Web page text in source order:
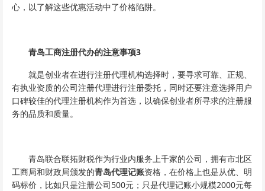
心，以了解这些优惠活动中了价格陷阱。
青岛工商注册代办的注意事项3
就是创业者在进行注册代理机构选择时，要寻求可靠、正规、
有执业资质的公司注册代理进行注册委托，同时还要注意选择用户
口碑较佳的代理注册机构作为首选，以确保创业者所寻求的注册服
务的品质和质量。
青岛联合联拓财税作为行业内服务上千家的公司，拥有市北区
工商局和财政局颁发的青岛代理记账资格，在价格上也是从优、明
码标价，比如只是注册公司500元；只是代理记账小规模2000元每